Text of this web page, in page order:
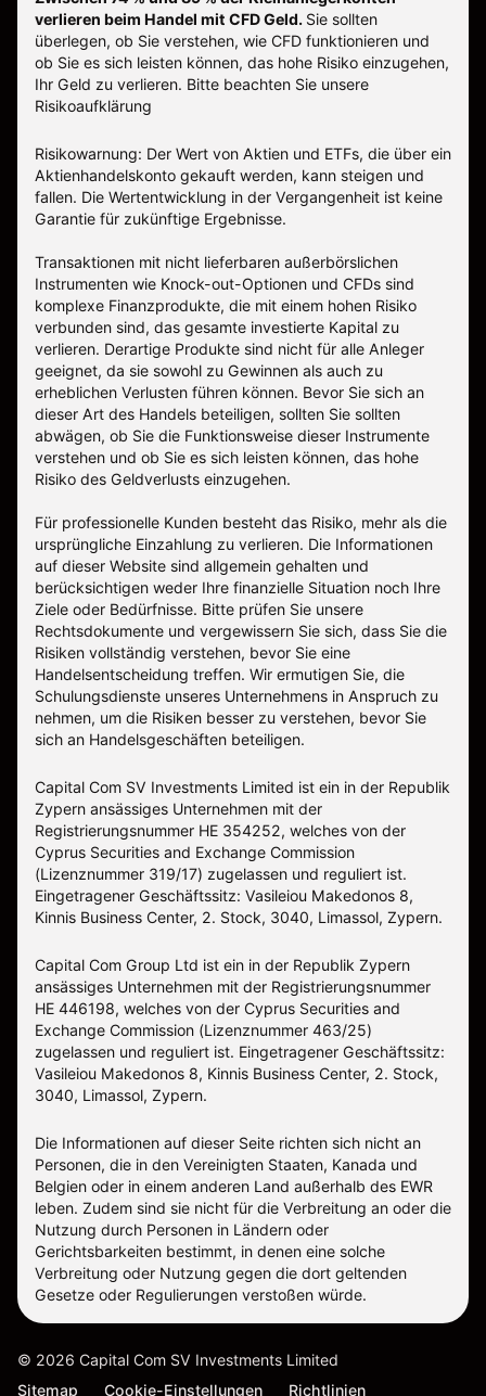
verlieren beim Handel mit CFD Geld. Sie sollten
überlegen, ob Sie verstehen, wie CFD funktionieren und
ob Sie es sich leisten können, das hohe Risiko einzugehen,
Ihr Geld zu verlieren. Bitte beachten Sie unsere
Risikoaufklärung
Risikowarnung: Der Wert von Aktien und ETFs, die über ein
Aktienhandelskonto gekauft werden, kann steigen und
fallen. Die Wertentwicklung in der Vergangenheit ist keine
Garantie für zukünftige Ergebnisse.
Transaktionen mit nicht lieferbaren außerbörslichen
Instrumenten wie Knock-out-Optionen und CFDs sind
komplexe Finanzprodukte, die mit einem hohen Risiko
verbunden sind, das gesamte investierte Kapital zu
verlieren. Derartige Produkte sind nicht für alle Anleger
geeignet, da sie sowohl zu Gewinnen als auch zu
erheblichen Verlusten führen können. Bevor Sie sich an
dieser Art des Handels beteiligen, sollten Sie sollten
abwägen, ob Sie die Funktionsweise dieser Instrumente
verstehen und ob Sie es sich leisten können, das hohe
Risiko des Geldverlusts einzugehen.
Für professionelle Kunden besteht das Risiko, mehr als die
ursprüngliche Einzahlung zu verlieren. Die Informationen
auf dieser Website sind allgemein gehalten und
berücksichtigen weder Ihre finanzielle Situation noch Ihre
Ziele oder Bedürfnisse. Bitte prüfen Sie unsere
Rechtsdokumente und vergewissern Sie sich, dass Sie die
Risiken vollständig verstehen, bevor Sie eine
Handelsentscheidung treffen. Wir ermutigen Sie, die
Schulungsdienste unseres Unternehmens in Anspruch zu
nehmen, um die Risiken besser zu verstehen, bevor Sie
sich an Handelsgeschäften beteiligen.
Capital Com SV Investments Limited ist ein in der Republik
Zypern ansässiges Unternehmen mit der
Registrierungsnummer HE 354252, welches von der
Cyprus Securities and Exchange Commission
(Lizenznummer 319/17) zugelassen und reguliert ist.
Eingetragener Geschäftssitz: Vasileiou Makedonos 8,
Kinnis Business Center, 2. Stock, 3040, Limassol, Zypern.
Capital Com Group Ltd ist ein in der Republik Zypern
ansässiges Unternehmen mit der Registrierungsnummer
ΗΕ 446198, welches von der Cyprus Securities and
Exchange Commission (Lizenznummer 463/25)
zugelassen und reguliert ist. Eingetragener Geschäftssitz:
Vasileiou Makedonos 8, Kinnis Business Center, 2. Stock,
3040, Limassol, Zypern.
Die Informationen auf dieser Seite richten sich nicht an
Personen, die in den Vereinigten Staaten, Kanada und
Belgien oder in einem anderen Land außerhalb des EWR
leben. Zudem sind sie nicht für die Verbreitung an oder die
Nutzung durch Personen in Ländern oder
Gerichtsbarkeiten bestimmt, in denen eine solche
Verbreitung oder Nutzung gegen die dort geltenden
Gesetze oder Regulierungen verstoßen würde.
© 2026 Capital Com SV Investments Limited
Sitemap
Cookie-Einstellungen Richtlinien